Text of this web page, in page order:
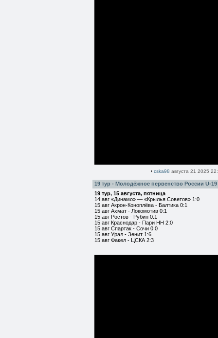
cska98 августа 21 2025
19 тур - Молодёжное первенство России U-19
19 тур, 15 августа, пятница
14 авг «Динамо» — «Крылья Советов» 1:0
15 авг Акрон-Коноплёва - Балтика 0:1
15 авг Ахмат - Локомотив 0:1
15 авг Ростов - Рубин 0:1
15 авг Краснодар - Пари НН 2:0
15 авг Спартак - Сочи 0:0
15 авг Урал - Зенит 1:6
15 авг Факел - ЦСКА 2:3